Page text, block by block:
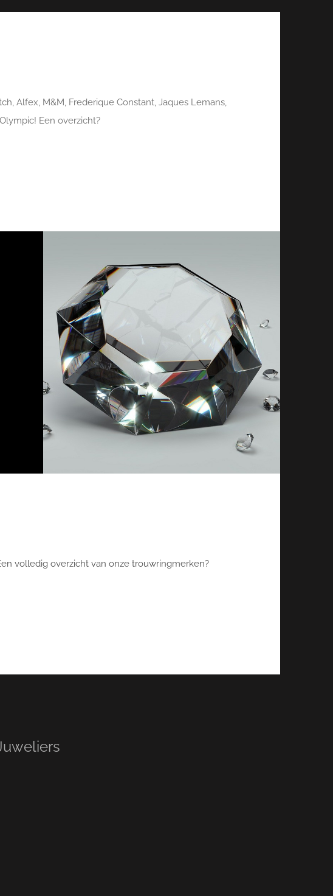
Alfex, M&M, Frederique Constant, Jaques Lemans,
Een overzicht?
volledig overzicht van onze trouwringmerken?